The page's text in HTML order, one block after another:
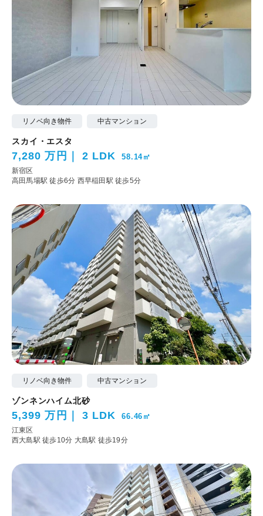
リノベ向き物件 中古マンション
スカイ・エスタ
7,280 万円 2 LDK 58.14㎡
新宿区
高田馬場駅 徒歩6分 西早稲田駅 徒歩5分
リノベ向き物件 中古マンション
ゾンネンハイム北砂
5,399 万円 3 LDK 66.46㎡
江東区
西大島駅 徒歩10分 大島駅 徒歩19分